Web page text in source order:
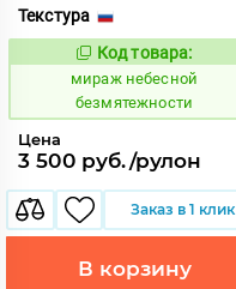
Текстура
992254
Код товара:
мираж небесной
безмятежности
Цена
3 500 руб./рулон
Заказ в 1 клик
В корзину